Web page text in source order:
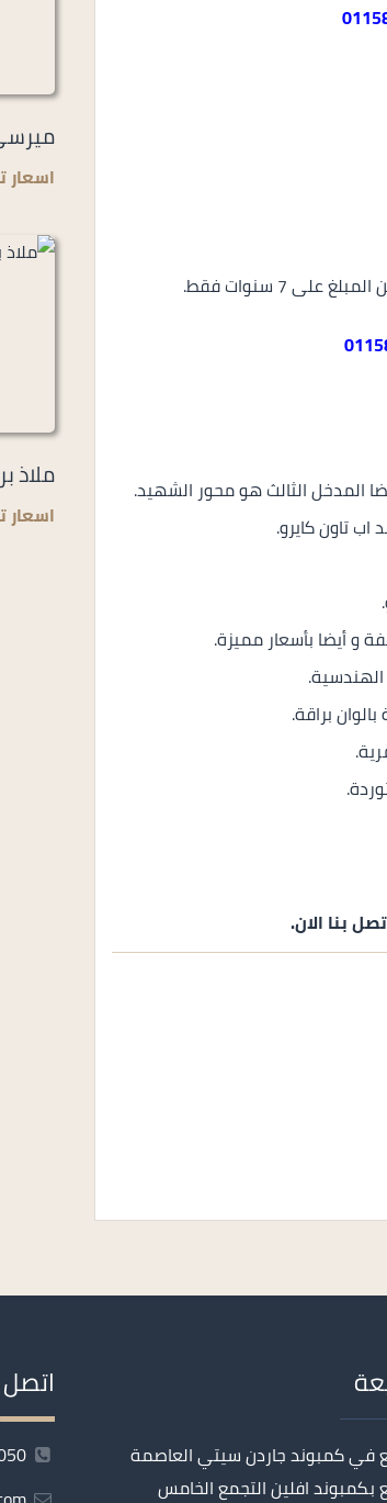
اسعار
ملاذ
اسعار
و أيضا بأسعار مميزة.
براقة.
بنا الان.
في كمبوند جاردن سيتي العاصمة
بكمبوند افلين التجمع الخامس
اتصل